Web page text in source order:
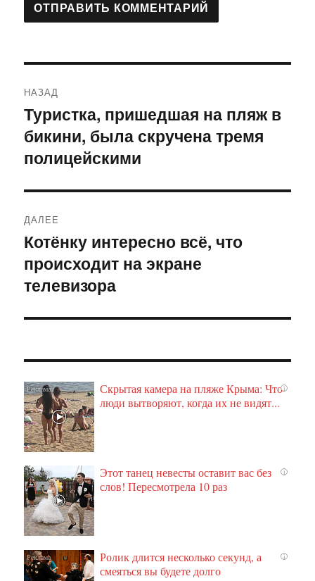
по
записям
НАЗАД
Предыдущая
запись:
Туристка, пришедшая на пляж в
бикини, была скручена тремя
полицейскими
ДАЛЕЕ
Следующая
запись:
Котёнку интересно всё, что
происходит на экране
телевизора
i
Скрытая камера на пляже Крыма: Что
люди вытворяют, когда их не видят...
i
Этот танец невесты оставит вас без
слов! Пересмотрела 10 раз
i
Ролик длится несколько секунд, а
смеяться вы будете долго